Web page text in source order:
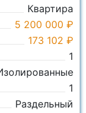
Квартира
5 200 000 ₽
173 102 ₽
1
1
Раздельный